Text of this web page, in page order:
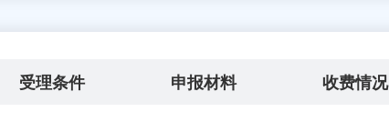
受理条件 申报材料 收费情况